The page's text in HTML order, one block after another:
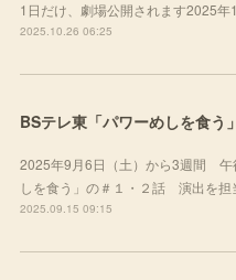
1日だけ、劇場公開されます2025
2025.10.26 06:25
BSテレ東「パワーめしを食う」
2025年9月6日（土）から3週間 午
しを食う」の＃１・２話 演出を担
2025.09.15 09:15